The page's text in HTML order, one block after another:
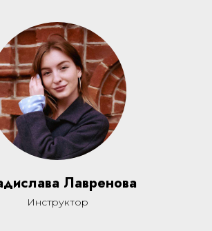
Лавренова
Инструктор